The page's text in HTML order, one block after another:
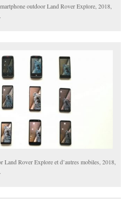
outdoor Land Rover Explore, 2018,
Land Rover Explore et d’autres mobiles, 2018,